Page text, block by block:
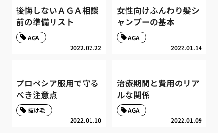
後悔しないＡＧＡ相談
前の準備リスト
2022.02.22
AGA
女性向けふんわり髪シ
ャンプーの基本
2022.01.14
AGA
プロペシア服用で守る
べき注意点
2022.01.10
抜け毛
治療期間と費用のリア
ルな関係
2022.01.09
AGA